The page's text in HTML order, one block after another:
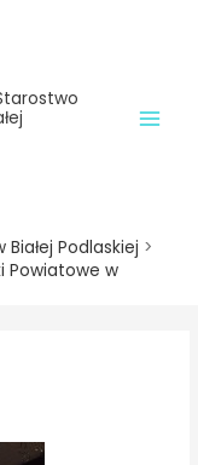
Podlaskiej >
Powiatowe w